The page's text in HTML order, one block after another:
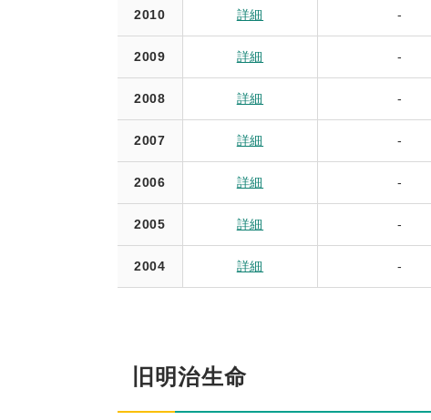
2010 詳細 -
2009 詳細 -
2008 詳細 -
2007 詳細 -
2006 詳細 -
2005 詳細 -
2004 詳細 -
旧明治生命